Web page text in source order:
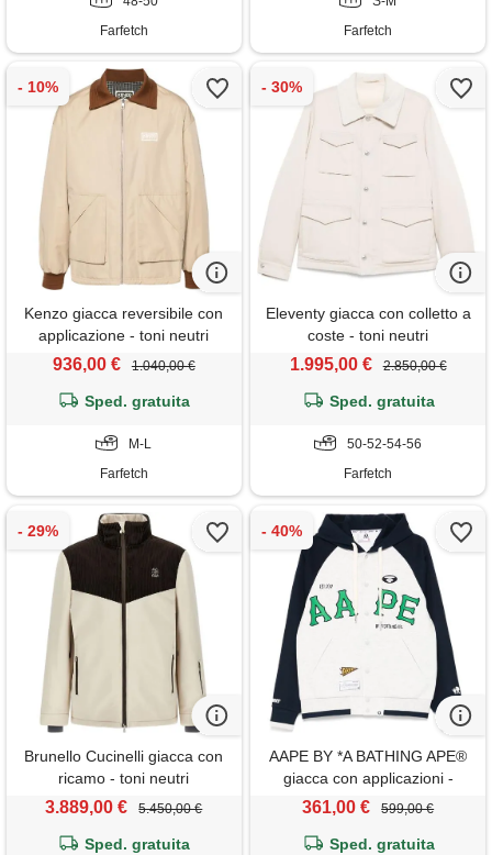
Farfetch
Farfetch
Kenzo giacca reversibile con
applicazione - toni neutri
936,00 € 1.040,00 €
Sped. gratuita
M-L
Farfetch
Eleventy giacca con colletto a
coste - toni neutri
1.995,00 € 2.850,00 €
Sped. gratuita
50-52-54-56
Farfetch
Brunello Cucinelli giacca con
ricamo - toni neutri
3.889,00 € 5.450,00 €
Sped. gratuita
AAPE BY *A BATHING APE®
giacca con applicazioni -
grigio
361,00 € 599,00 €
Sped. gratuita